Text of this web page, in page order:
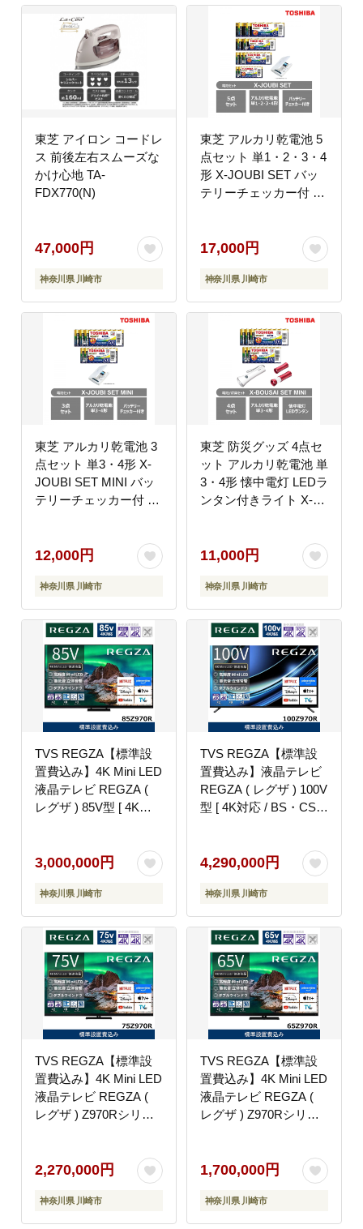
東芝 アイロン コードレ
ス 前後左右スムーズな
かけ心地 TA-
FDX770(N)
47,000円
神奈川県 川崎市
東芝 アルカリ乾電池 5
点セット 単1・2・3・4
形 X-JOUBI SET バッ
テリーチェッカー付 長
災グッズ 防災用品 備蓄
乾電池 電池 ロングセラ
ー 家電 定番 おすすめ
人気 TOSHIBA 神奈川
県 川崎市
17,000円
神奈川県 川崎市
東芝 アルカリ乾電池 3
点セット 単3・4形 X-
JOUBI SET MINI バッ
テリーチェッカー付 長
防災グッズ 防災用品 災
害 備蓄 乾電池 電池 ロ
ングセラー 家電 おすす
め 人気 TOSHIBA 神奈
川県 川崎市
12,000円
神奈川県 川崎市
東芝 防災グッズ 4点セ
ット アルカリ乾電池 単
3・4形 懐中電灯 LEDラ
ンタン付きライト X-
年 災害 アウトドア 防
災グッズ 備蓄 乾電池
ロングセラー 家電 おす
すめ 人気 TOSHIBA 神
奈川県 川崎市
11,000円
神奈川県 川崎市
TVS REGZA【標準設
置費込み】4K Mini LED
液晶テレビ REGZA (
レグザ ) 85V型 [ 4K対
応 ] (要事前見積)
85Z970R 【 テレビ TV
85型 85インチ 85V 液
晶 4K Z970R series タ
イムシフトマシン搭載
ダブルウインドウ 家電
人気 おすすめ 】
3,000,000円
神奈川県 川崎市
TVS REGZA【標準設
置費込み】液晶テレビ
REGZA ( レグザ ) 100V
型 [ 4K対応 / BS・CS
見積) 100Z970R 【 テ
レビ TV 100型 100イン
チ 100V Mini LED 液晶
4K Z9 series Z970R タ
イムシフトマシン搭載
家電 人気 おすすめ 】
4,290,000円
神奈川県 川崎市
TVS REGZA【標準設
置費込み】4K Mini LED
液晶テレビ REGZA (
レグザ ) Z970Rシリー
75Z970R 【 テレビ TV
75型 75インチ 75V Mini
LED 液晶 4K Z970R
series タイムシフトマ
2,270,000円
神奈川県 川崎市
TVS REGZA【標準設
置費込み】4K Mini LED
液晶テレビ REGZA (
レグザ ) Z970Rシリー
65Z970R 【 テレビ TV
65型 65インチ 65V Mini
LED 液晶 4K Z970R
series タイムシフトマ
1,700,000円
神奈川県 川崎市